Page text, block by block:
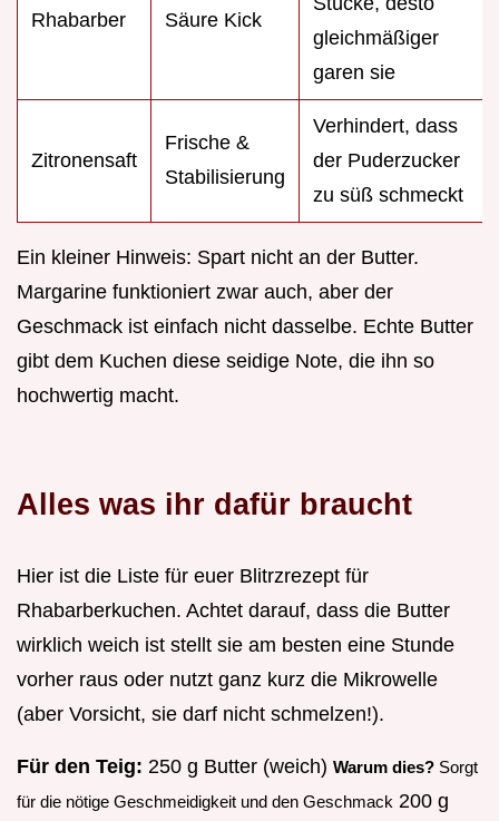
Rhabarber Säure Kick
gleichmäßiger
garen sie
Zitronensaft
Frische &
Stabilisierung
Verhindert, dass
der Puderzucker
zu süß schmeckt
Ein kleiner Hinweis: Spart nicht an der Butter.
Margarine funktioniert zwar auch, aber der
Geschmack ist einfach nicht dasselbe. Echte Butter
gibt dem Kuchen diese seidige Note, die ihn so
hochwertig macht.
Alles was ihr dafür braucht
Hier ist die Liste für euer Blitrzrezept für
Rhabarberkuchen. Achtet darauf, dass die Butter
wirklich weich ist stellt sie am besten eine Stunde
vorher raus oder nutzt ganz kurz die Mikrowelle
(aber Vorsicht, sie darf nicht schmelzen!).
Für den Teig: 250 g Butter (weich) Warum dies? Sorgt
für die nötige Geschmeidigkeit und den Geschmack 200 g